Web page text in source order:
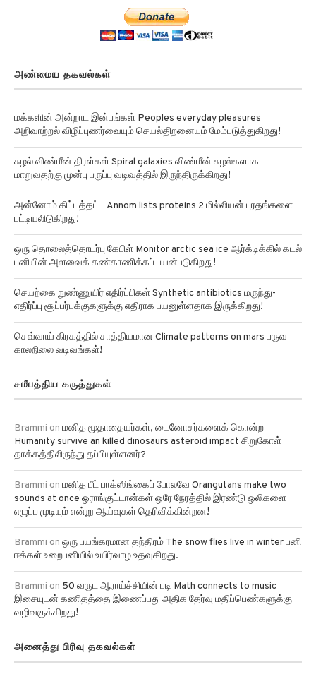
அண்மைய தகவல்கள்
மக்களின் அன்றாட இன்பங்கள் Peoples everyday pleasures
அறிவாற்றல் விழிப்புணர்வையும் செயல்திறனையும் மேம்படுத்துகிறது!
சுழல் விண்மீன் திரள்கள் Spiral galaxies விண்மீன் சுழல்களாக
மாறுவதற்கு முன்பு பருப்பு வடிவத்தில் இருந்திருக்கிறது!
அன்னோம் கிட்டத்தட்ட Annom lists proteins 2 மில்லியன் புரதங்களை
பட்டியலிடுகிறது!
ஒரு தொலைத்தொடர்பு கேபிள் Monitor arctic sea ice ஆர்க்டிக்கில் கடல்
பனியின் அளவைக் கண்காணிக்கப் பயன்படுகிறது!
செயற்கை நுண்ணுயிர் எதிர்ப்பிகள் Synthetic antibiotics மருந்து-
எதிர்ப்பு சூப்பர்பக்குகளுக்கு எதிராக பயனுள்ளதாக இருக்கிறது!
செவ்வாய் கிரகத்தில் சாத்தியமான Climate patterns on mars பருவ
காலநிலை வடிவங்கள்!
சமீபத்திய கருத்துகள்
Brammi
மனித மூதாதையர்கள், டைனோசர்களைக் கொன்ற
Humanity survive an killed dinosaurs asteroid impact சிறுகோள்
தாக்கத்திலிருந்து தப்பியுள்ளனர்?
Brammi
மனித பீட் பாக்ஸிங்கைப் போலவே Orangutans make two
sounds at once ஒராங்குட்டான்கள் ஒரே நேரத்தில் இரண்டு ஒலிகளை
எழுப்ப முடியும் என்று ஆய்வுகள் தெரிவிக்கின்றன!
Brammi
ஒரு பயங்கரமான தந்திரம் The snow flies live in winter பனி
ஈக்கள் உறைபனியில் உயிர்வாழ உதவுகிறது.
Brammi
50 வருட ஆராய்ச்சியின் படி Math connects to music
இசையுடன் கணிதத்தை இணைப்பது அதிக தேர்வு மதிப்பெண்களுக்கு
வழிவகுக்கிறது!
அனைத்து பிரிவு தகவல்கள்